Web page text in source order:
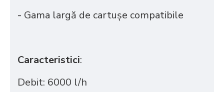
- Gama largă de cartușe compatibile
Caracteristici:
Debit: 6000 l/h